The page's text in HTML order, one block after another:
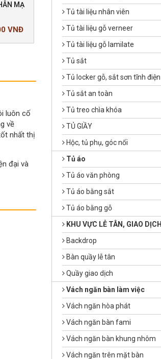
MẠ
VNĐ
GHẾ GẤP G45I
Giá bán: 404.000 VNĐ
luôn cố
về
nhất thị
đại và
Tủ tài liệu nhân viên
Tủ tài liệu gỗ verneer
Tủ tài liệu gỗ lamilate
Tủ sắt
Tủ locker gỗ, sắt sơn tĩnh điện
Tủ sắt an toàn
Tủ treo chìa khóa
TỦ GIẦY
Hộc, tủ phụ, góc nối
Tủ áo
Tủ áo văn phòng
Tủ áo bằng sắt
Tủ áo bằng gỗ
KHU VỰC LỄ TÂN, GIAO DỊCH
Backdrop
Bàn quầy lễ tân
Quầy giao dịch
Vách ngăn bàn làm việc
Vách ngăn hòa phát
Vách ngăn bàn fami
Vách ngăn bàn khung nhôm
Vách ngăn trên mặt bàn